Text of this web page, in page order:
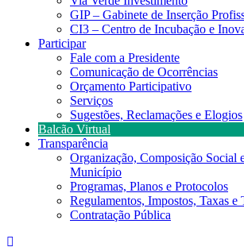
GIP – Gabinete de Inserção
CI3 – Centro de Incubação e
Participar
Fale com a Presidente
Comunicação de Ocorrências
Orçamento Participativo
Serviços
Sugestões, Reclamações e Elogios
Balcão Virtual
Transparência
Organização, Composição Social
Município
Programas, Planos e Protocolos
Regulamentos, Impostos, Taxas
Contratação Pública